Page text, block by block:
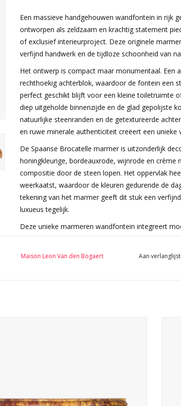
Een massieve handgehouwen wandfontein in rijk
ontworpen als zeldzaam en krachtig statement
of exclusief interieurproject. Deze originele
verfijnd handwerk en de tijdloze schoonheid van
Het ontwerp is compact maar monumentaal. Een
rechthoekig achterblok, waardoor de fontein een
perfect geschikt blijft voor een kleine toiletruimte
diep uitgeholde binnenzijde en de glad gepolijste
natuurlijke steenranden en de getextureerde
en ruwe minerale authenticiteit creëert een unieke
De Spaanse Brocatelle marmer is uitzonderlijk
honingkleurige, bordeauxrode, wijnrode en crème
compositie door de steen lopen. Het oppervlak
weerkaatst, waardoor de kleuren gedurende de
tekening van het marmer geeft dit stuk een
luxueus tegelijk.
Deze unieke marmeren wandfontein integreert
authenticiteit, kleur, textuur en architecturale ziel
39 cm Binnenbreedte 15.35 Inch
Maison Leon Van den Bogaert Aan